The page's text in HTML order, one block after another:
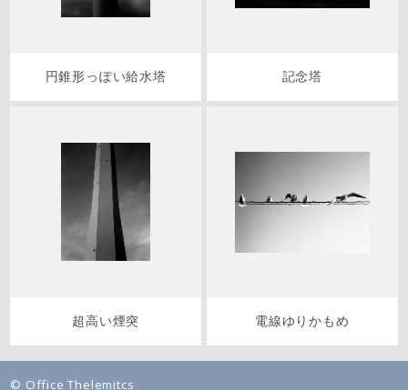
円錐形っぽい給水塔 記念塔
超高い煙突 電線ゆりかもめ
© Office Thelemitcs